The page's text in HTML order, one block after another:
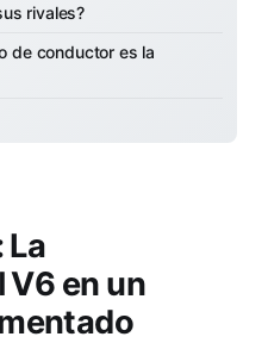
rivales?
de conductor es la
La
V6 en un